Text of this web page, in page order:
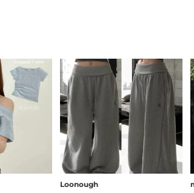
Loonough